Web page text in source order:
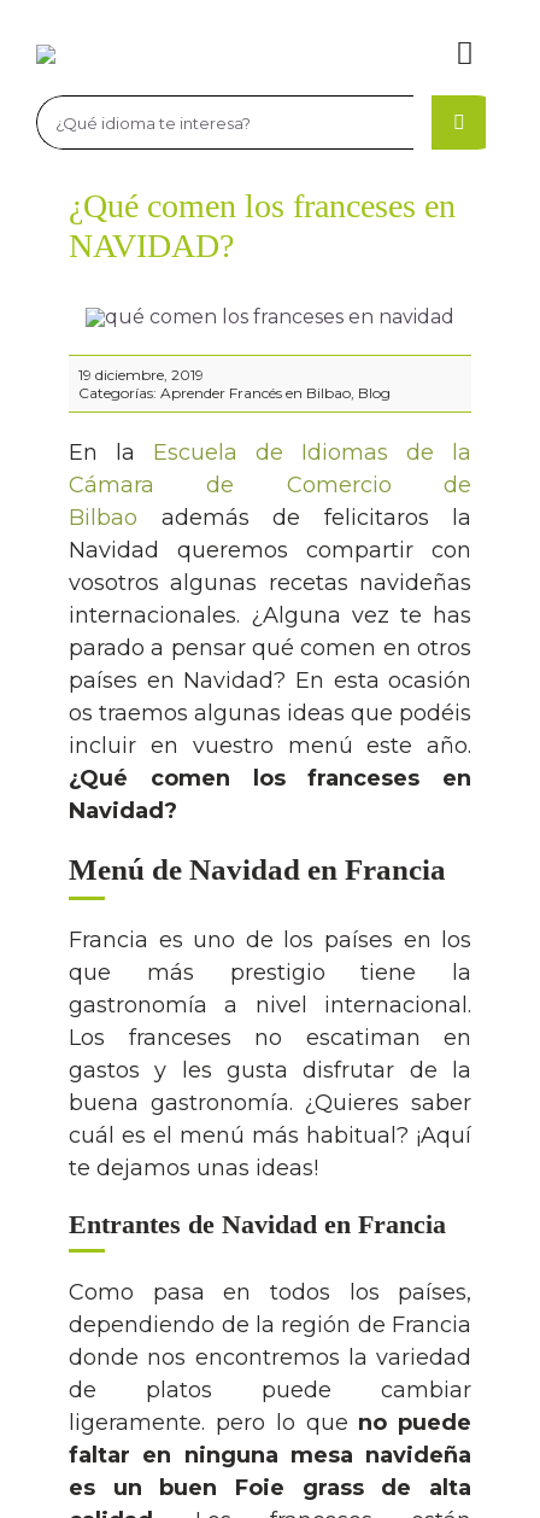
contenido
La Academia
La academia de idiomas
Aprender Inglés
Exámenes Cambridge
Estancias en el extranjero para jóvenes inglés
Curso escolar en el extranjero
Campamentos
Niveles y certificaciones de francés
Cursos de alemán
Niveles y certificaciones de alemán
Exámenes Goethe Institute
Matriculación
Recursos
Suscríbete a la newsletter
Contacto
Acceso e-lab
Cámarabilbao
Buscar:
¿Qué comen los franceses en
NAVIDAD?
19 diciembre, 2019
Categorías:Aprender Francés en Bilbao, Blog
En la Escuela de Idiomas de la
Cámara de Comercio de
Bilbao además de felicitaros la
Navidad queremos compartir con
vosotros algunas recetas navideñas
internacionales. ¿Alguna vez te has
parado a pensar qué comen en otros
países en Navidad? En esta ocasión
os traemos algunas ideas que podéis
incluir en vuestro menú este año.
¿Qué comen los franceses en
Navidad?
Menú de Navidad en Francia
Francia es uno de los países en los
que más prestigio tiene la
gastronomía a nivel internacional.
Los franceses no escatiman en
gastos y les gusta disfrutar de la
buena gastronomía. ¿Quieres saber
cuál es el menú más habitual? ¡Aquí
te dejamos unas ideas!
Entrantes de Navidad en Francia
Como pasa en todos los países,
dependiendo de la región de Francia
donde nos encontremos la variedad
de platos puede cambiar
ligeramente. pero lo que no puede
faltar en ninguna mesa navideña
es un buen Foie grass de alta